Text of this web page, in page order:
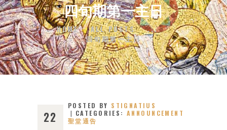
四旬期第一主日
HOME ALL POSTS
...
四旬期第一主日
SPIRITUALITY
靈修生活
NEWS
最新動向
ABOUT US
OFFERING
捐獻
22
POSTED BY STIGNATIUS
CATEGORIES:ANNOUNCEMENT
聖堂通告